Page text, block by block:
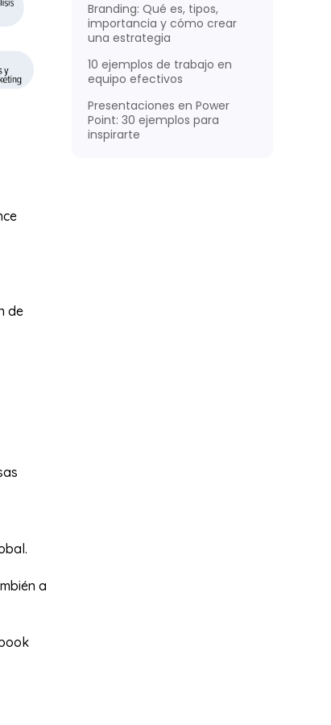
de
a
Branding: Qué es, tipos,
importancia y cómo crear
una estrategia
10 ejemplos de trabajo en
equipo efectivos
Presentaciones en Power
Point: 30 ejemplos para
inspirarte